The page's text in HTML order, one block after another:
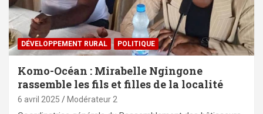
DÉVELOPPEMENT RURAL POLITIQUE
Komo-Océan : Mirabelle Ngingone
rassemble les fils et filles de la localité
6 avril 2025 Modérateur 2